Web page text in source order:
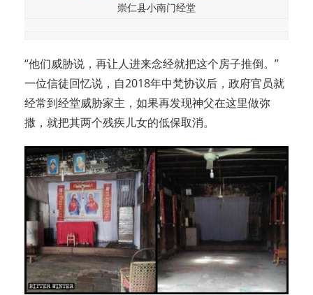
崇仁县小南门经堂
“他们威胁说，再让人进来念经就把这个房子推倒。”
一位信徒回忆说，自2018年中梵协议后，政府官员就
经常到经堂威胁家主，如果再发现神父在这里做弥
撒，就把其两个残疾儿女的低保取消。